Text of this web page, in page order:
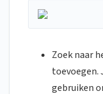
Zoek naar
toevoegen.
gebruiken